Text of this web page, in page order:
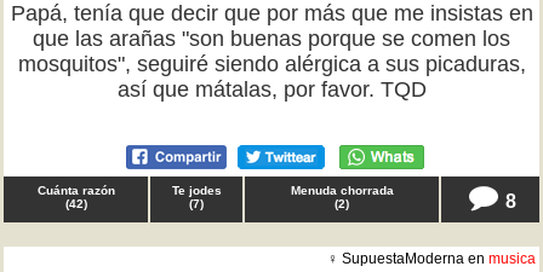
Papá, tenía que decir que por más que me insistas en
que las arañas "son buenas porque se comen los
mosquitos", seguiré siendo alérgica a sus picaduras,
así que mátalas, por favor. TQD
Cuánta razón
(42)
Te jodes
(7)
Menuda chorrada
(2) 8
♀ SupuestaModerna en musica